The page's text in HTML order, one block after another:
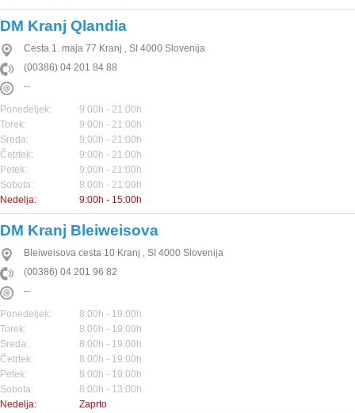
DM Kranj Qlandia
Cesta 1. maja 77 Kranj , SI 4000 Slovenija
(00386) 04 201 84 88
--
Ponedeljek:
9:00h - 21:00h
Torek:
9:00h - 21:00h
Sreda:
9:00h - 21:00h
Četrtek:
9:00h - 21:00h
Petek:
9:00h - 21:00h
Sobota:
8:00h - 21:00h
Nedelja:
9:00h - 15:00h
DM Kranj Bleiweisova
Bleiweisova cesta 10 Kranj , SI 4000 Slovenija
(00386) 04 201 96 82
--
Ponedeljek:
8:00h - 19:00h
Torek:
8:00h - 19:00h
Sreda:
8:00h - 19:00h
Četrtek:
8:00h - 19:00h
Petek:
8:00h - 19:00h
Sobota:
8:00h - 13:00h
Nedelja:
Zaprto